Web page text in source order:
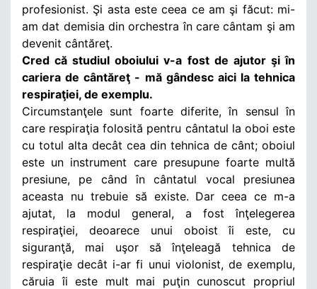
profesionist. Şi asta este ceea ce am şi făcut: mi-
am dat demisia din orchestra în care cântam şi am
devenit cântăreţ.
Cred că studiul oboiului v-a fost de ajutor şi în
cariera de cântăreţ - mă gândesc aici la tehnica
respiraţiei, de exemplu.
Circumstanţele sunt foarte diferite, în sensul în
care respiraţia folosită pentru cântatul la oboi este
cu totul alta decât cea din tehnica de cânt; oboiul
este un instrument care presupune foarte multă
presiune, pe când în cântatul vocal presiunea
aceasta nu trebuie să existe. Dar ceea ce m-a
ajutat, la modul general, a fost înţelegerea
respiraţiei, deoarece unui oboist îi este, cu
siguranţă, mai uşor să înţeleagă tehnica de
respiraţie decât i-ar fi unui violonist, de exemplu,
căruia îi este mult mai puţin cunoscut propriul